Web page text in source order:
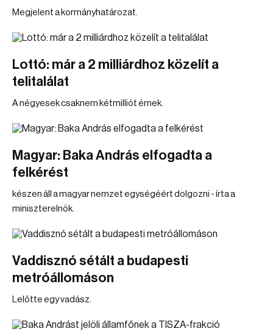
Megjelent a kormányhatározat.
Lottó: már a 2 milliárdhoz közelít a
telitalálat
A négyesek csaknem kétmilliót érnek.
Magyar: Baka András elfogadta a
felkérést
készen áll a magyar nemzet egységéért dolgozni - írta a
miniszterelnök.
Vaddisznó sétált a budapesti
metróállomáson
Lelőtte egy vadász.